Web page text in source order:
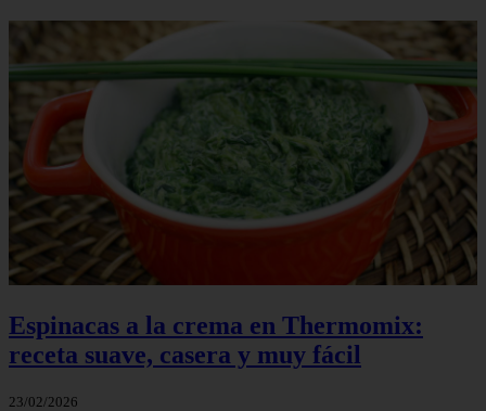
Espinacas a la crema en Thermomix:
receta suave, casera y muy fácil
23/02/2026